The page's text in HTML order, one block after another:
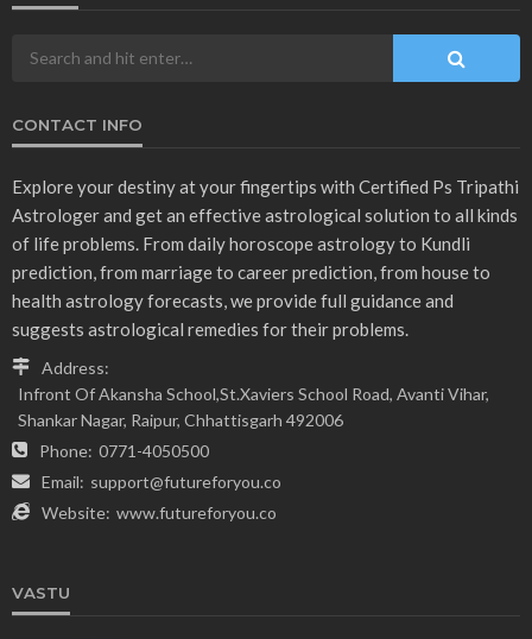
CONTACT INFO
Explore your destiny at your fingertips with Certified Ps Tripathi
Astrologer and get an effective astrological solution to all kinds
of life problems. From daily horoscope astrology to Kundli
prediction, from marriage to career prediction, from house to
health astrology forecasts, we provide full guidance and
suggests astrological remedies for their problems.
Address:
Infront Of Akansha School,St.Xaviers School Road, Avanti Vihar,
Shankar Nagar, Raipur, Chhattisgarh 492006
Phone: 0771-4050500
Email: support@futureforyou.co
Website: www.futureforyou.co
VASTU